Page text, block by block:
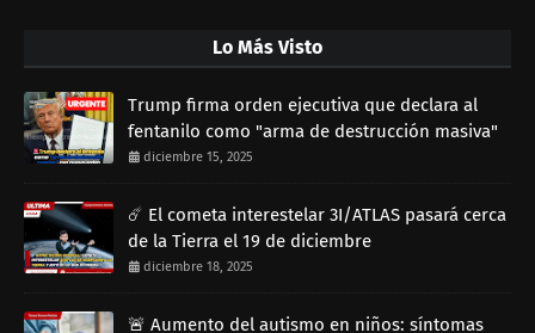
Lo Más Visto
Trump firma orden ejecutiva que declara al
fentanilo como "arma de destrucción masiva"
diciembre 15, 2025
☄️ El cometa interestelar 3I/ATLAS pasará cerca
de la Tierra el 19 de diciembre
diciembre 18, 2025
🚨 Aumento del autismo en niños: síntomas